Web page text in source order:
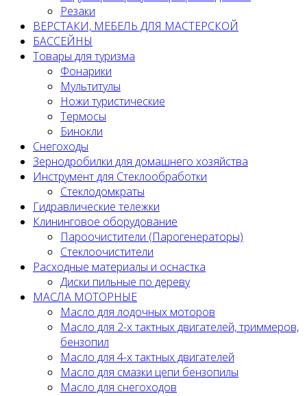
Резаки
ВЕРСТАКИ, МЕБЕЛЬ ДЛЯ МАСТЕРСКОЙ
БАССЕЙНЫ
Товары для туризма
Фонарики
Мультитулы
Ножи туристические
Термосы
Бинокли
Снегоходы
Зернодробилки для домашнего хозяйства
Инструмент для Стеклообработки
Стеклодомкраты
Гидравлические тележки
Клининговое оборудование
Пароочистители (Парогенераторы)
Стеклоочистители
Расходные материалы и оснастка
Диски пильные по дереву
МАСЛА МОТОРНЫЕ
Масло для лодочных моторов
Масло для 2-х тактных двигателей, триммеров,
бензопил
Масло для 4-х тактных двигателей
Масло для смазки цепи бензопилы
Масло для снегоходов